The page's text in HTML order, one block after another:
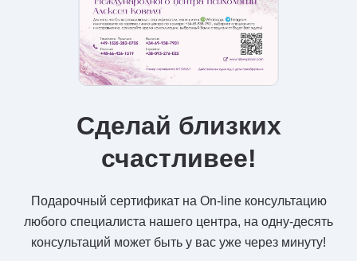
Сделай близких
счастливее!
Подарочный сертификат на On-line консультацию
любого специалиста нашего центра, на одну-десять
консультаций может быть у вас уже через минуту!